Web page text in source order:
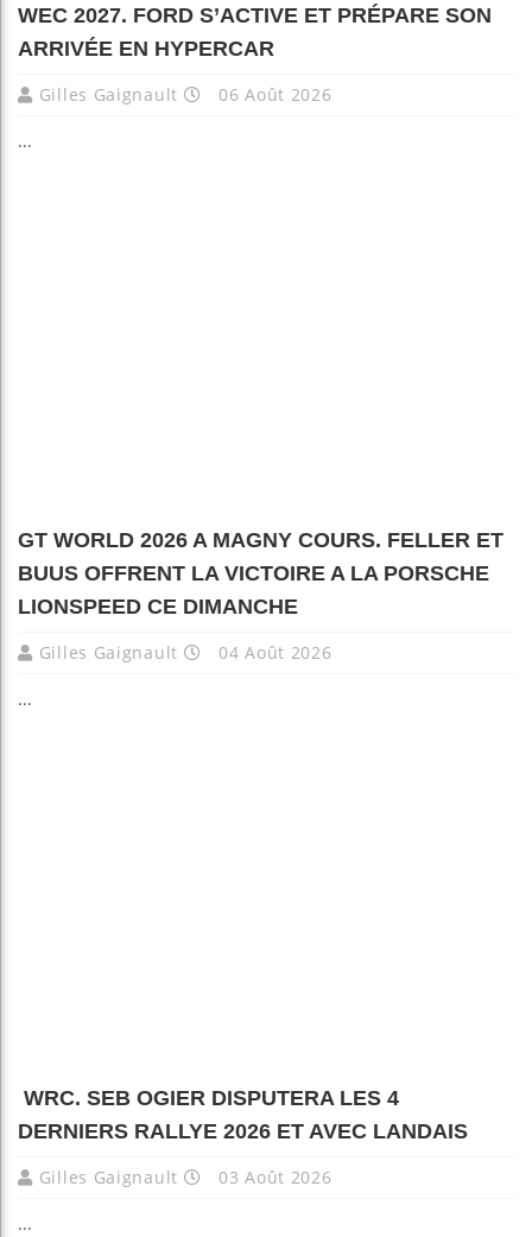
WEC 2027. FORD S’ACTIVE ET PRÉPARE SON
ARRIVÉE EN HYPERCAR
Gilles Gaignault 06 Août 2026
...
GT WORLD 2026 A MAGNY COURS. FELLER ET
BUUS OFFRENT LA VICTOIRE A LA PORSCHE
LIONSPEED CE DIMANCHE
Gilles Gaignault 04 Août 2026
...
WRC. SEB OGIER DISPUTERA LES 4
DERNIERS RALLYE 2026 ET AVEC LANDAIS
Gilles Gaignault 03 Août 2026
...